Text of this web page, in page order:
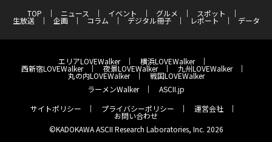
TOP ニュース イベント グルメ スポット
生放送 企画 コラム デジタル冊子 レポート データ
エリアLOVEWalker 横浜LOVEWalker
西新宿LOVEWalker 夜景LOVEWalker 九州LOVEWalker
丸の内LOVEWalker
戦国LOVEWalker
ラーメンWalker
ASCII.jp
サイトポリシー
プライバシーポリシー 運営会社
お問い合わせ
©KADOKAWA ASCII Research Laboratories, Inc. 2026